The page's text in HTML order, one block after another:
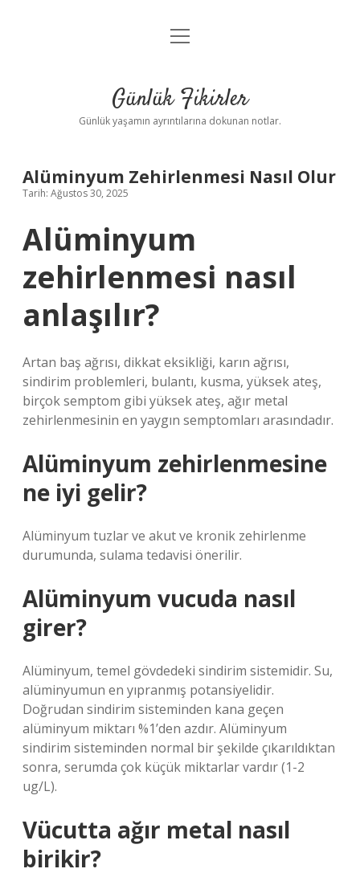
Anasayfa
Yasal Uyarı
menüyü
Günlük Fikirler
Günlük yaşamın ayrıntılarına dokunan notlar.
Alüminyum Zehirlenmesi Nasıl Olur
Tarih: Ağustos 30, 2025
Alüminyum
zehirlenmesi nasıl
anlaşılır?
Artan baş ağrısı, dikkat eksikliği, karın ağrısı,
sindirim problemleri, bulantı, kusma, yüksek ateş,
birçok semptom gibi yüksek ateş, ağır metal
zehirlenmesinin en yaygın semptomları arasındadır.
Alüminyum zehirlenmesine
ne iyi gelir?
Alüminyum tuzlar ve akut ve kronik zehirlenme
durumunda, sulama tedavisi önerilir.
Alüminyum vucuda nasıl
girer?
Alüminyum, temel gövdedeki sindirim sistemidir. Su,
alüminyumun en yıpranmış potansiyelidir.
Doğrudan sindirim sisteminden kana geçen
alüminyum miktarı %1’den azdır. Alüminyum
sindirim sisteminden normal bir şekilde çıkarıldıktan
sonra, serumda çok küçük miktarlar vardır (1-2
ug/L).
Vücutta ağır metal nasıl
birikir?